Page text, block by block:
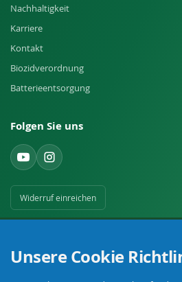
Nachhaltigkeit
Karriere
Kontakt
Biozidverordnung
Batterieentsorgung
Folgen Sie uns
Widerruf einreichen
Unsere Cookie